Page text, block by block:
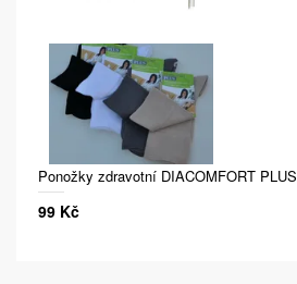
Ponožky zdravotní DIACOMFORT PLUS
99 Kč